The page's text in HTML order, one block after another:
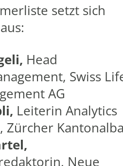
setzt sich
Head
Swiss
AG
Leiterin Analytics
Zürcher
Neue